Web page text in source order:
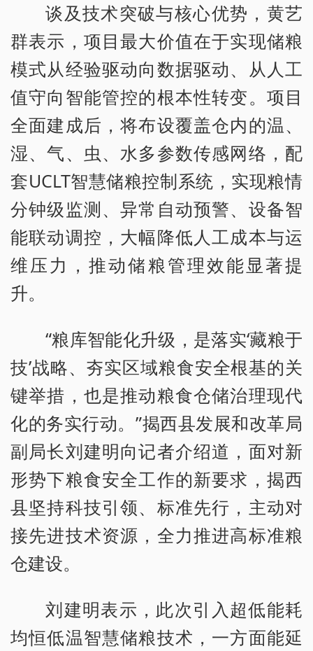
谈及技术突破与核心优势，黄艺
群表示，项目最大价值在于实现储粮
模式从经验驱动向数据驱动、从人工
值守向智能管控的根本性转变。项目
全面建成后，将布设覆盖仓内的温、
湿、气、虫、水多参数传感网络，配
套UCLT智慧储粮控制系统，实现粮情
分钟级监测、异常自动预警、设备智
能联动调控，大幅降低人工成本与运
维压力，推动储粮管理效能显著提
升。
“粮库智能化升级，是落实‘藏粮于
技’战略、夯实区域粮食安全根基的关
键举措，也是推动粮食仓储治理现代
化的务实行动。”揭西县发展和改革局
副局长刘建明向记者介绍道，面对新
形势下粮食安全工作的新要求，揭西
县坚持科技引领、标准先行，主动对
接先进技术资源，全力推进高标准粮
仓建设。
刘建明表示，此次引入超低能耗
均恒低温智慧储粮技术，一方面能延